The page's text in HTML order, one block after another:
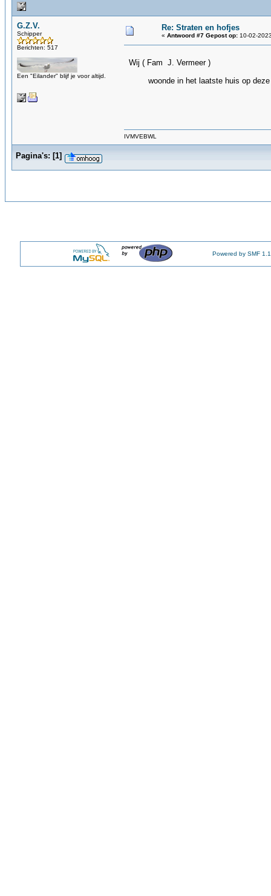
G.Z.V.
Schipper
Berichten: 517
Een "Eilander" blijf je voor altijd.
Re: Straten en hofjes
« Antwoord #7 Gepost op: 10-02-
Wij ( Fam J. Vermeer )
woonde in het laatste huis op deze
IVMVEBWL
Pagina's: [1]
Powered by SMF